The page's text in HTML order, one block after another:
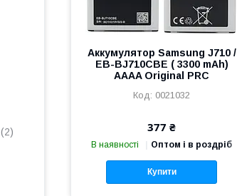
Аккумулятор Samsung J710 /
EB-BJ710CBE ( 3300 mAh)
AAAA Original PRC
0021032
377 ₴
В наявності Оптом і в роздріб
Купити
2